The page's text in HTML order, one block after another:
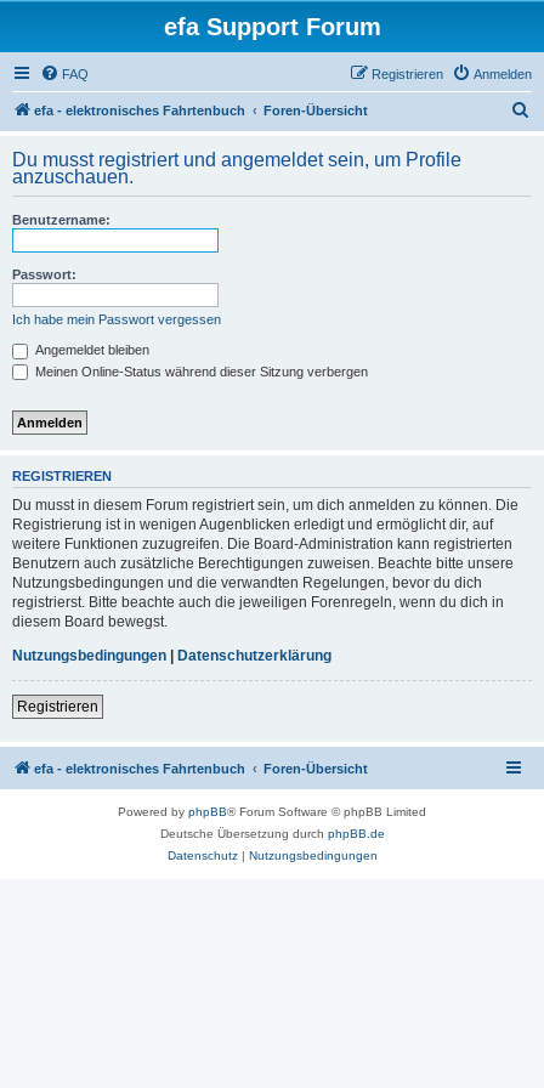
efa Support Forum
FAQ Anmelden
Registrieren
efa - elektronisches Fahrtenbuch Foren-Übersicht
h
Du musst registriert und angemeldet sein, um Profile
anzuschauen.
Benutzername:
Passwort:
Ich habe mein Passwort vergessen
Angemeldet bleiben
Meinen Online-Status während dieser Sitzung verbergen
REGISTRIEREN
Du musst in diesem Forum registriert sein, um dich anmelden zu können. Die
Registrierung ist in wenigen Augenblicken erledigt und ermöglicht dir, auf
weitere Funktionen zuzugreifen. Die Board-Administration kann registrierten
Benutzern auch zusätzliche Berechtigungen zuweisen. Beachte bitte unsere
Nutzungsbedingungen und die verwandten Regelungen, bevor du dich
registrierst. Bitte beachte auch die jeweiligen Forenregeln, wenn du dich in
diesem Board bewegst.
Nutzungsbedingungen | Datenschutzerklärung
Registrieren
efa - elektronisches Fahrtenbuch Foren-Übersicht
Powered by phpBB® Forum Software © phpBB Limited
Deutsche Übersetzung durch phpBB.de
Datenschutz| Nutzungsbedingungen